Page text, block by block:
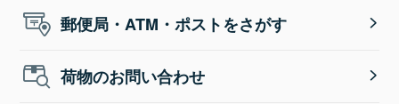
郵便局・ATM・ポストをさがす
荷物のお問い合わせ